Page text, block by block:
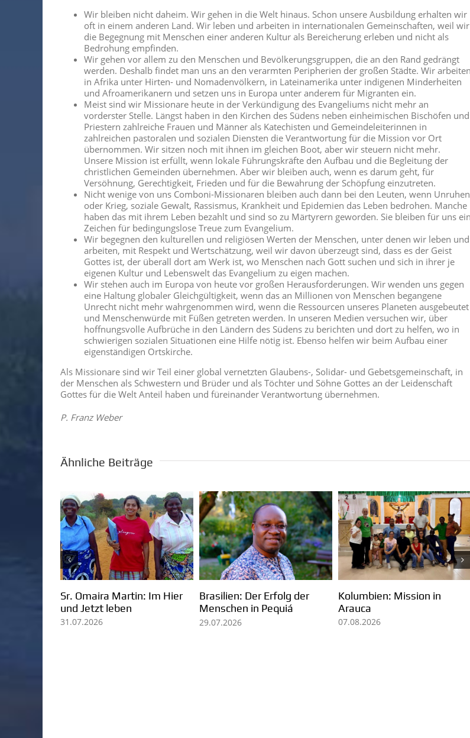
Wir bleiben nicht daheim. Wir gehen in die Welt hinaus. Schon unsere Ausbildung erhalten wir
oft in einem anderen Land. Wir leben und arbeiten in internationalen Gemeinschaften, weil wir
die Begegnung mit Menschen einer anderen Kultur als Bereicherung erleben und nicht als
Bedrohung empfinden.
Wir gehen vor allem zu den Menschen und Bevölkerungsgruppen, die an den Rand gedrängt
werden. Deshalb findet man uns an den verarmten Peripherien der großen Städte. Wir arbeiten
in Afrika unter Hirten- und Nomadenvölkern, in Lateinamerika unter indigenen Minderheiten
und Afroamerikanern und setzen uns in Europa unter anderem für Migranten ein.
Meist sind wir Missionare heute in der Verkündigung des Evangeliums nicht mehr an
vorderster Stelle. Längst haben in den Kirchen des Südens neben einheimischen Bischöfen und
Priestern zahlreiche Frauen und Männer als Katechisten und Gemeindeleiterinnen in
zahlreichen pastoralen und sozialen Diensten die Verantwortung für die Mission vor Ort
übernommen. Wir sitzen noch mit ihnen im gleichen Boot, aber wir steuern nicht mehr.
Unsere Mission ist erfüllt, wenn lokale Führungskräfte den Aufbau und die Begleitung der
christlichen Gemeinden übernehmen. Aber wir bleiben auch, wenn es darum geht, für
Versöhnung, Gerechtigkeit, Frieden und für die Bewahrung der Schöpfung einzutreten.
Nicht wenige von uns Comboni-Missionaren bleiben auch dann bei den Leuten, wenn Unruhen
oder Krieg, soziale Gewalt, Rassismus, Krankheit und Epidemien das Leben bedrohen. Manche
haben das mit ihrem Leben bezahlt und sind so zu Märtyrern geworden. Sie bleiben für uns ein
Zeichen für bedingungslose Treue zum Evangelium.
Wir begegnen den kulturellen und religiösen Werten der Menschen, unter denen wir leben und
arbeiten, mit Respekt und Wertschätzung, weil wir davon überzeugt sind, dass es der Geist
Gottes ist, der überall dort am Werk ist, wo Menschen nach Gott suchen und sich in ihrer je
eigenen Kultur und Lebenswelt das Evangelium zu eigen machen.
Wir stehen auch im Europa von heute vor großen Herausforderungen. Wir wenden uns gegen
eine Haltung globaler Gleichgültigkeit, wenn das an Millionen von Menschen begangene
Unrecht nicht mehr wahrgenommen wird, wenn die Ressourcen unseres Planeten ausgebeutet
und Menschenwürde mit Füßen getreten werden. In unseren Medien versuchen wir, über
hoffnungsvolle Aufbrüche in den Ländern des Südens zu berichten und dort zu helfen, wo in
schwierigen sozialen Situationen eine Hilfe nötig ist. Ebenso helfen wir beim Aufbau einer
eigenständigen Ortskirche.
Als Missionare sind wir Teil einer global vernetzten Glaubens-, Solidar- und Gebetsgemeinschaft, in
der Menschen als Schwestern und Brüder und als Töchter und Söhne Gottes an der Leidenschaft
Gottes für die Welt Anteil haben und füreinander Verantwortung übernehmen.
P. Franz Weber
Ähnliche Beiträge
Kolumbien: Mission in
07.08.2026
Pater Ezechiele Ramin: Ein
lebendiges Zeugnis für
Berufung und Mission
Seelsorgeeinheit
Unterschneidheim
verabschiedet Pater
Sr.